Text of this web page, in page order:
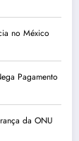
no México
Pagamento
da ONU